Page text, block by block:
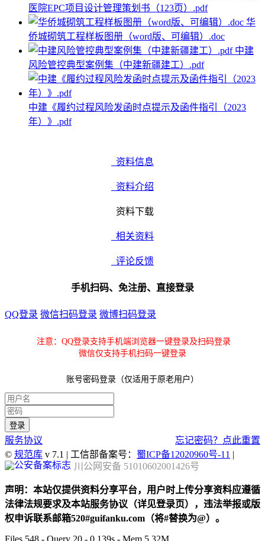
医院EPC项目设计管理策划书（123页）.pdf
华
侨城砌筑工程样板图册（word版、可编辑）.doc
中建
风险管控典型案例集（中建新疆建工）.pdf
中建《履约过程风险发函时点提示及函件指引（2023
年）》.pdf
资料信息
资料介绍
资料下载
相关资料
评论反馈
手机扫码、免注册、直接登录
QQ登录 微信扫码登录 微博扫码登录
注意：QQ登录支持手机端浏览器一键登录及扫码登录
微信仅支持手机扫码一键登录
账号密码登录（仅适用于原老用户）
服务协议
忘记密码？点此重置
© 规范库 v 7.1 | 工信部备案号： 蜀ICP备12020960号-11 |
川公网安备 51010602001426号
声明：本站仅提供资料分享平台，用户时上传分享资料应遵循
法律法规要求及本站服务协议（详见登录页），违法举报或版
权申诉联系邮箱520#guifanku.com（将#替换为@）。